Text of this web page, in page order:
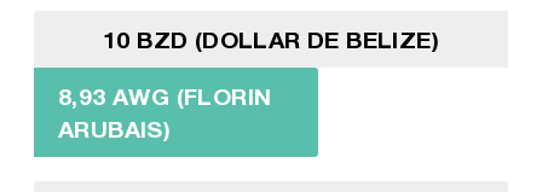
10 BZD (DOLLAR DE BELIZE)
8,93 AWG (FLORIN
ARUBAIS)